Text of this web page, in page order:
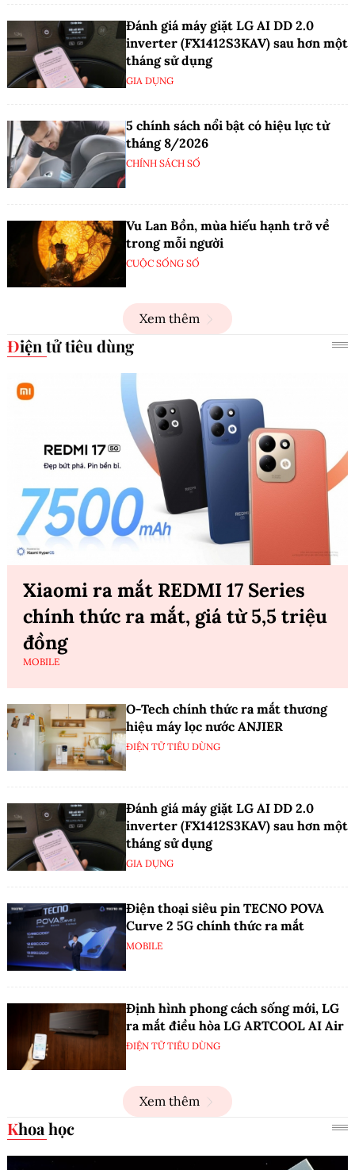
Đánh giá máy giặt LG AI DD 2.0
inverter (FX1412S3KAV) sau hơn một
tháng sử dụng
GIA DỤNG
5 chính sách nổi bật có hiệu lực từ
tháng 8/2026
CHÍNH SÁCH SỐ
Vu Lan Bồn, mùa hiếu hạnh trở về
trong mỗi người
CUỘC SỐNG SỐ
Xem thêm
Điện tử tiêu dùng
Xiaomi ra mắt REDMI 17 Series
chính thức ra mắt, giá từ 5,5 triệu
đồng
MOBILE
O-Tech chính thức ra mắt thương
hiệu máy lọc nước ANJIER
ĐIỆN TỬ TIÊU DÙNG
Đánh giá máy giặt LG AI DD 2.0
inverter (FX1412S3KAV) sau hơn một
tháng sử dụng
GIA DỤNG
Điện thoại siêu pin TECNO POVA
Curve 2 5G chính thức ra mắt
MOBILE
Định hình phong cách sống mới, LG
ra mắt điều hòa LG ARTCOOL AI Air
ĐIỆN TỬ TIÊU DÙNG
Xem thêm
Khoa học